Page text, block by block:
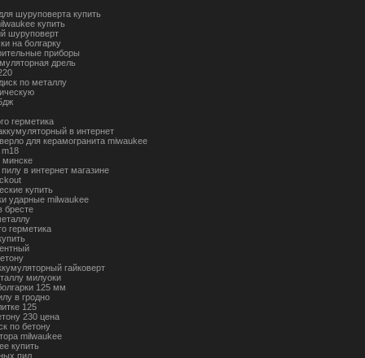
шуруповерта купить
купить
шуруповерт
на болгарку
приборы
дрель
по металлу
герметика
в интернет
для керамогранита miwaukee
m18
минске
в интернет магазине
купить
ударные milwaukee
бресте
герметика
гайковерт
милуоки
125 мм
в гродно
125
230 цена
по бетону
milwaukee
купить
пил